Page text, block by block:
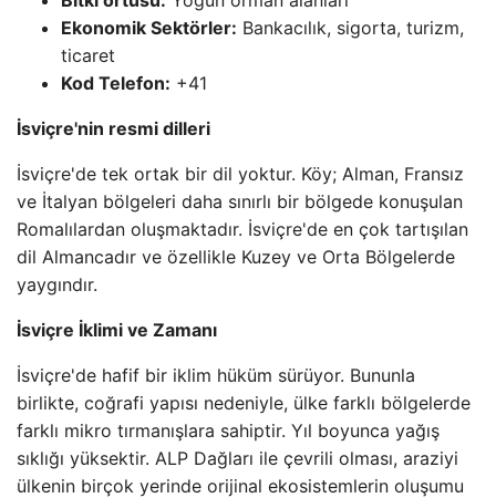
Ekonomik Sektörler: Bankacılık, sigorta, turizm,
ticaret
Kod Telefon: +41
İsviçre'nin resmi dilleri
İsviçre'de tek ortak bir dil yoktur. Köy; Alman, Fransız
ve İtalyan bölgeleri daha sınırlı bir bölgede konuşulan
Romalılardan oluşmaktadır. İsviçre'de en çok tartışılan
dil Almancadır ve özellikle Kuzey ve Orta Bölgelerde
yaygındır.
İsviçre İklimi ve Zamanı
İsviçre'de hafif bir iklim hüküm sürüyor. Bununla
birlikte, coğrafi yapısı nedeniyle, ülke farklı bölgelerde
farklı mikro tırmanışlara sahiptir. Yıl boyunca yağış
sıklığı yüksektir. ALP Dağları ile çevrili olması, araziyi
ülkenin birçok yerinde orijinal ekosistemlerin oluşumu